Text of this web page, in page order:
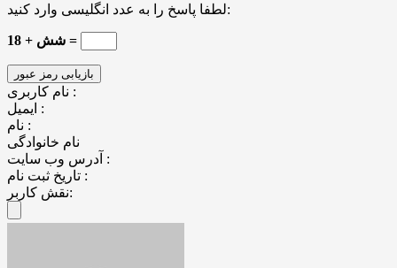
لطفا پاسخ را به عدد انگلیسی وارد کنید:
18 + شش =
نام کاربری :
ایمیل :
نام :
نام خانوادگی
آدرس وب سایت :
تاریخ ثبت نام :
نقش کاربر: